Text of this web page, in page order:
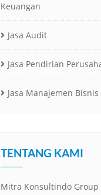
Keuangan
Jasa Audit
Jasa Pendirian
Jasa Manajemen
TENTANG KAMI
Mitra Konsultindo